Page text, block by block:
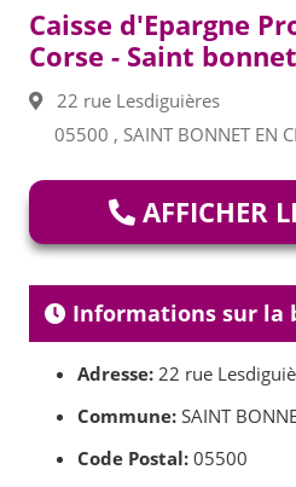
Caisse d'Epargne
Corse - Saint
22 rue Lesdiguières
05500 , SAINT BONNET EN
AFFICHER
Informations sur la
Adresse: 22 rue
Commune: SAINT
Code Postal: 05500